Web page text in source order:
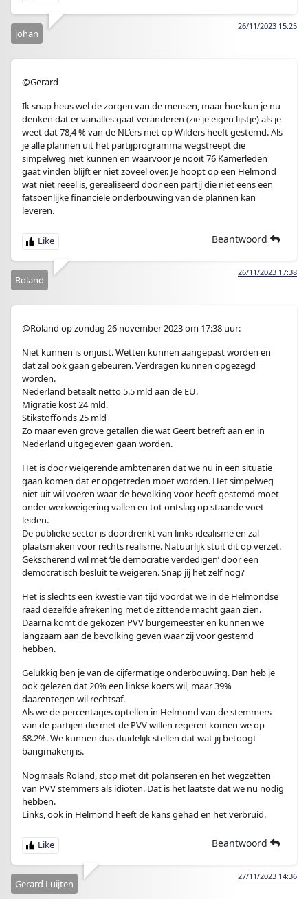
26/11/2023 15:25
johan
@Gerard
Ik snap heus wel de zorgen van de mensen, maar hoe kun je nu
denken dat er vanalles gaat veranderen (zie je eigen lijstje) als je
weet dat 78,4 % van de NL’ers niet op Wilders heeft gestemd. Als
je alle plannen uit het partijprogramma wegstreept die
simpelweg niet kunnen en waarvoor je nooit 76 Kamerleden
gaat vinden blijft er niet zoveel over. Je hoopt op een Helmond
wat niet reeel is, gerealiseerd door een partij die niet eens een
fatsoenlijke financiele onderbouwing van de plannen kan
leveren.
Beantwoord
26/11/2023 17:38
Roland
@Roland op zondag 26 november 2023 om 17:38 uur:
Niet kunnen is onjuist. Wetten kunnen aangepast worden en
dat zal ook gaan gebeuren. Verdragen kunnen opgezegd
worden.
Nederland betaalt netto 5.5 mld aan de EU.
Migratie kost 24 mld.
Stikstoffonds 25 mld
Zo maar even grove getallen die wat Geert betreft aan en in
Nederland uitgegeven gaan worden.
Het is door weigerende ambtenaren dat we nu in een situatie
gaan komen dat er opgetreden moet worden. Het simpelweg
niet uit wil voeren waar de bevolking voor heeft gestemd moet
onder werkweigering vallen en tot ontslag op staande voet
leiden.
De publieke sector is doordrenkt van links idealisme en zal
plaatsmaken voor rechts realisme. Natuurlijk stuit dit op verzet.
Gekscherend wil met ‘de democratie verdedigen’ door een
democratisch besluit te weigeren. Snap jij het zelf nog?
Het is slechts een kwestie van tijd voordat we in de Helmondse
raad dezelfde afrekening met de zittende macht gaan zien.
Daarna komt de gekozen PVV burgemeester en kunnen we
langzaam aan de bevolking geven waar zij voor gestemd
hebben.
Gelukkig ben je van de cijfermatige onderbouwing. Dan heb je
ook gelezen dat 20% een linkse koers wil, maar 39%
daarentegen wil rechtsaf.
Als we de percentages optellen in Helmond van de stemmers
van de partijen die met de PVV willen regeren komen we op
68.2%. We kunnen dus duidelijk stellen dat wat jij betoogt
bangmakerij is.
Nogmaals Roland, stop met dit polariseren en het wegzetten
van PVV stemmers als idioten. Dat is het laatste dat we nu nodig
hebben.
Links, ook in Helmond heeft de kans gehad en het verbruid.
Beantwoord
27/11/2023 14:36
Gerard Luijten